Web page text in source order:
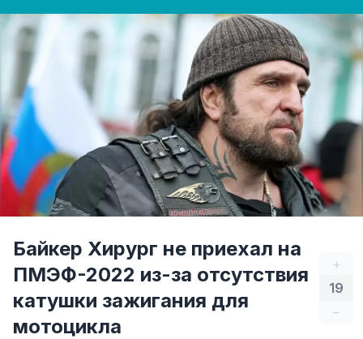
+
19
–
Байкер Хирург не приехал на
ПМЭФ-2022 из-за отсутствия
катушки зажигания для
мотоцикла